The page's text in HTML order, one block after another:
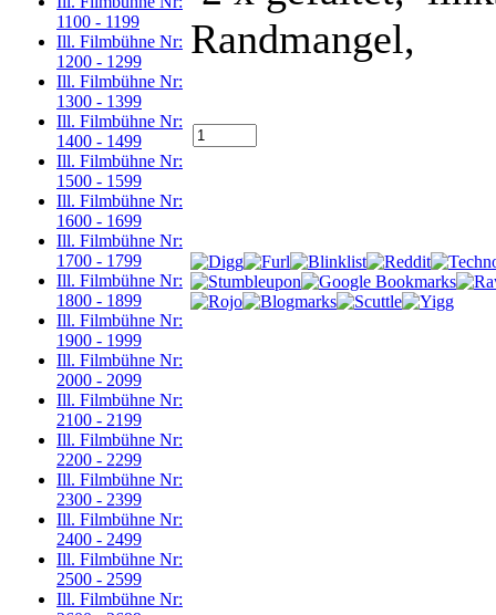
1100 - 1199
Ill. Filmbühne Nr:
1200 - 1299
Ill. Filmbühne Nr:
1300 - 1399
Ill. Filmbühne Nr:
1400 - 1499
Ill. Filmbühne Nr:
1500 - 1599
Ill. Filmbühne Nr:
1600 - 1699
Ill. Filmbühne Nr:
1700 - 1799
Ill. Filmbühne Nr:
1800 - 1899
Ill. Filmbühne Nr:
1900 - 1999
Ill. Filmbühne Nr:
2000 - 2099
Ill. Filmbühne Nr:
2100 - 2199
Ill. Filmbühne Nr:
2200 - 2299
Ill. Filmbühne Nr:
2300 - 2399
Ill. Filmbühne Nr:
2400 - 2499
Ill. Filmbühne Nr:
2500 - 2599
Ill. Filmbühne Nr:
Randmangel,